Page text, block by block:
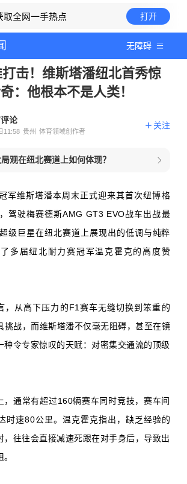
取全网一手热点 打开
无障碍
击！维斯塔潘纽北首秀惊
：他根本不是人类！
论
11:58 贵州 体育领域创作者
关注
观在纽北赛道上如何体现？
军维斯塔潘本周末正式迎来其首次纽博格
驾驶梅赛德斯AMG GT3 EVO战车出战最
级巨星在纽北赛道上展现出的低调与纯粹
多届纽北耐力赛冠军温克霍克的高度赞
，从高下压力的F1赛车无缝切换到笨重的
挑战，而维斯塔潘不仅毫无阻碍，甚至在镜
种令专家惊叹的天赋：对密集交通流的顶级
，通常有超过160辆赛车同时竞技，赛车间
时速80公里。温克霍克指出，缺乏经验的
，往往会直接减速死跟在对手身后，导致出
。